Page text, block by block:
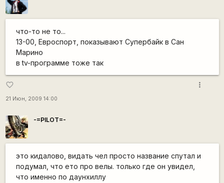
что-то не то...
13-00, Евроспорт, показывают Супербайк в Сан
Марино
в tv-программе тоже так
favorite_border
21 Июн, 2009 14:00
more_vert
-=PILOT=-
это кидалово, видать чел просто название спутал и
подумал, что ето про велы. только где он увидел,
что именно по даунхиллу